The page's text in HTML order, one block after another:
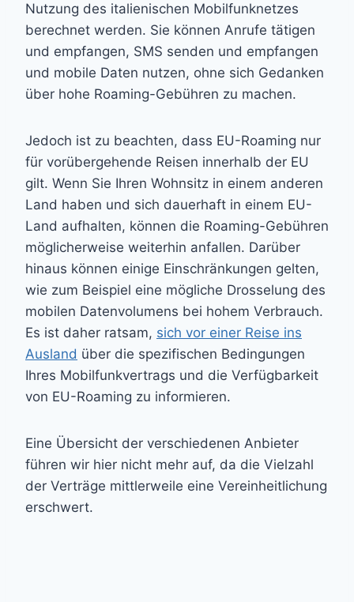
Nutzung des italienischen Mobilfunknetzes
berechnet werden. Sie können Anrufe tätigen
und empfangen, SMS senden und empfangen
und mobile Daten nutzen, ohne sich Gedanken
über hohe Roaming-Gebühren zu machen.
Jedoch ist zu beachten, dass EU-Roaming nur
für vorübergehende Reisen innerhalb der EU
gilt. Wenn Sie Ihren Wohnsitz in einem anderen
Land haben und sich dauerhaft in einem EU-
Land aufhalten, können die Roaming-Gebühren
möglicherweise weiterhin anfallen. Darüber
hinaus können einige Einschränkungen gelten,
wie zum Beispiel eine mögliche Drosselung des
mobilen Datenvolumens bei hohem Verbrauch.
Es ist daher ratsam, sich vor einer Reise ins
Ausland über die spezifischen Bedingungen
Ihres Mobilfunkvertrags und die Verfügbarkeit
von EU-Roaming zu informieren.
Eine Übersicht der verschiedenen Anbieter
führen wir hier nicht mehr auf, da die Vielzahl
der Verträge mittlerweile eine Vereinheitlichung
erschwert.